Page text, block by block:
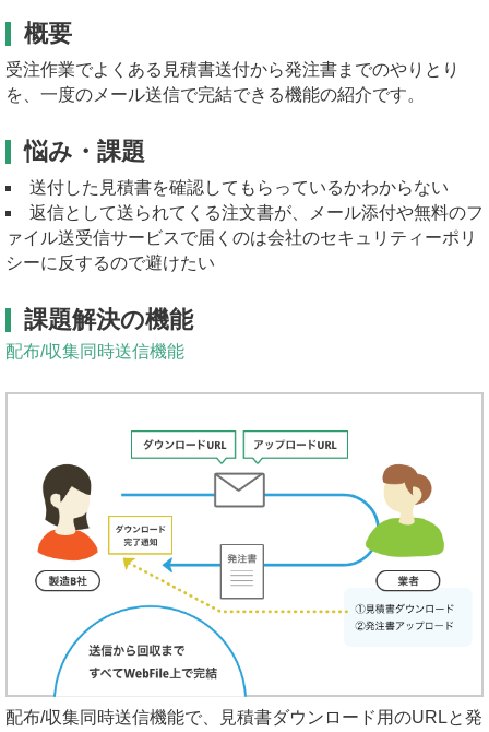
概要
受注作業でよくある見積書送付から発注書までのやりとり
を、一度のメール送信で完結できる機能の紹介です。
悩み・課題
送付した見積書を確認してもらっているかわからない
返信として送られてくる注文書が、メール添付や無料のフ
ァイル送受信サービスで届くのは会社のセキュリティーポリ
シーに反するので避けたい
課題解決の機能
配布/収集同時送信機能
配布/収集同時送信機能で、見積書ダウンロード用のURLと発